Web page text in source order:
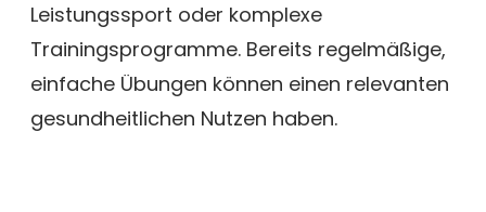
Leistungssport oder komplexe
Trainingsprogramme. Bereits regelmäßige,
einfache Übungen können einen relevanten
gesundheitlichen Nutzen haben.